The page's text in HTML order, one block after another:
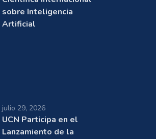
sobre Inteligencia
Artificial
julio 29, 2026
UCN Participa en el
Lanzamiento de la